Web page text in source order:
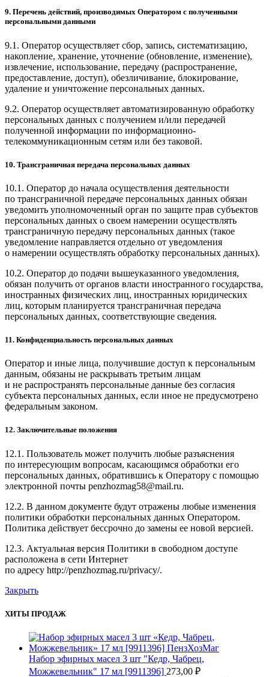
9. Перечень действий, производимых Оператором с полученными
персональными данными
9.1. Оператор осуществляет сбор, запись, систематизацию,
накопление, хранение, уточнение (обновление, изменение),
извлечение, использование, передачу (распространение,
предоставление, доступ), обезличивание, блокирование,
удаление и уничтожение персональных данных.
9.2. Оператор осуществляет автоматизированную обработку
персональных данных с получением и/или передачей
полученной информации по информационно-
телекоммуникационным сетям или без таковой.
10. Трансграничная передача персональных данных
10.1. Оператор до начала осуществления деятельности
по трансграничной передаче персональных данных обязан
уведомить уполномоченный орган по защите прав субъектов
персональных данных о своем намерении осуществлять
трансграничную передачу персональных данных (такое
уведомление направляется отдельно от уведомления
о намерении осуществлять обработку персональных данных).
10.2. Оператор до подачи вышеуказанного уведомления,
обязан получить от органов власти иностранного государства,
иностранных физических лиц, иностранных юридических
лиц, которым планируется трансграничная передача
персональных данных, соответствующие сведения.
11. Конфиденциальность персональных данных
Оператор и иные лица, получившие доступ к персональным
данным, обязаны не раскрывать третьим лицам
и не распространять персональные данные без согласия
субъекта персональных данных, если иное не предусмотрено
федеральным законом.
12. Заключительные положения
12.1. Пользователь может получить любые разъяснения
по интересующим вопросам, касающимся обработки его
персональных данных, обратившись к Оператору с помощью
электронной почты penzhozmag58@mail.ru.
12.2. В данном документе будут отражены любые изменения
политики обработки персональных данных Оператором.
Политика действует бессрочно до замены ее новой версией.
12.3. Актуальная версия Политики в свободном доступе
расположена в сети Интернет
по адресу http://penzhozmag.ru/privacy/.
Закрыть
ХИТЫ ПРОДАЖ
Набор эфирных масел 3 шт "Кедр, Чабрец,
Можжевельник" 17 мл [9911396] 273,00 ₽